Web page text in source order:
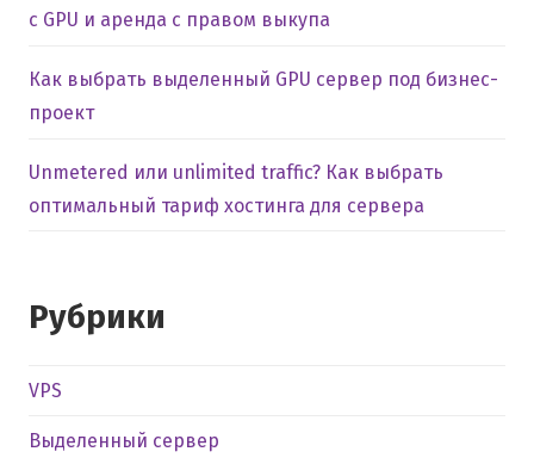
с GPU и аренда с правом выкупа
Как выбрать выделенный GPU сервер под бизнес-
проект
Unmetered или unlimited traffic? Как выбрать
оптимальный тариф хостинга для сервера
Рубрики
VPS
Выделенный сервер